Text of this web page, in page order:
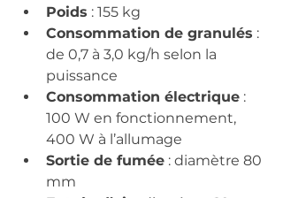
Poids : 155 kg
Consommation de granulés :
de 0,7 à 3,0 kg/h selon la
puissance
Consommation électrique :
100 W en fonctionnement,
400 W à l’allumage
Sortie de fumée : diamètre 80
mm